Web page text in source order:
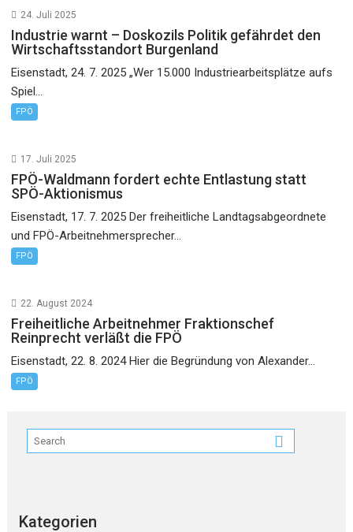
24. Juli 2025
Industrie warnt – Doskozils Politik gefährdet den
Wirtschaftsstandort Burgenland
Eisenstadt, 24. 7. 2025 „Wer 15.000 Industriearbeitsplätze aufs
Spiel...
FPÖ
17. Juli 2025
FPÖ-Waldmann fordert echte Entlastung statt
SPÖ-Aktionismus
Eisenstadt, 17. 7. 2025 Der freiheitliche Landtagsabgeordnete
und FPÖ-Arbeitnehmersprecher...
FPÖ
22. August 2024
Freiheitliche Arbeitnehmer Fraktionschef
Reinprecht verläßt die FPÖ
Eisenstadt, 22. 8. 2024 Hier die Begründung von Alexander...
FPÖ
Kategorien